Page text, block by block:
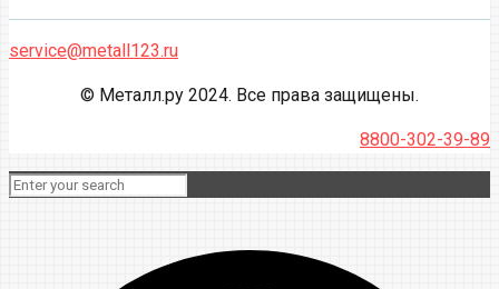
service@metall123.ru
© Металл.ру 2024. Все права защищены.
8800-302-39-89